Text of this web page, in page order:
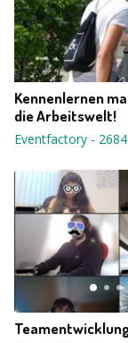
Kennenlernen
die Arbeitswelt!
Eventfactory -